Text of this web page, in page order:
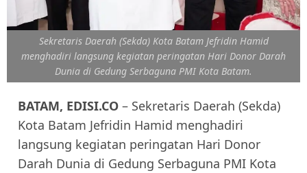
Sekretaris Daerah (Sekda) Kota Batam Jefridin Hamid
menghadiri langsung kegiatan peringatan Hari Donor Darah
Dunia di Gedung Serbaguna PMI Kota Batam.
BATAM, EDISI.CO – Sekretaris Daerah (Sekda)
Kota Batam Jefridin Hamid menghadiri
langsung kegiatan peringatan Hari Donor
Darah Dunia di Gedung Serbaguna PMI Kota